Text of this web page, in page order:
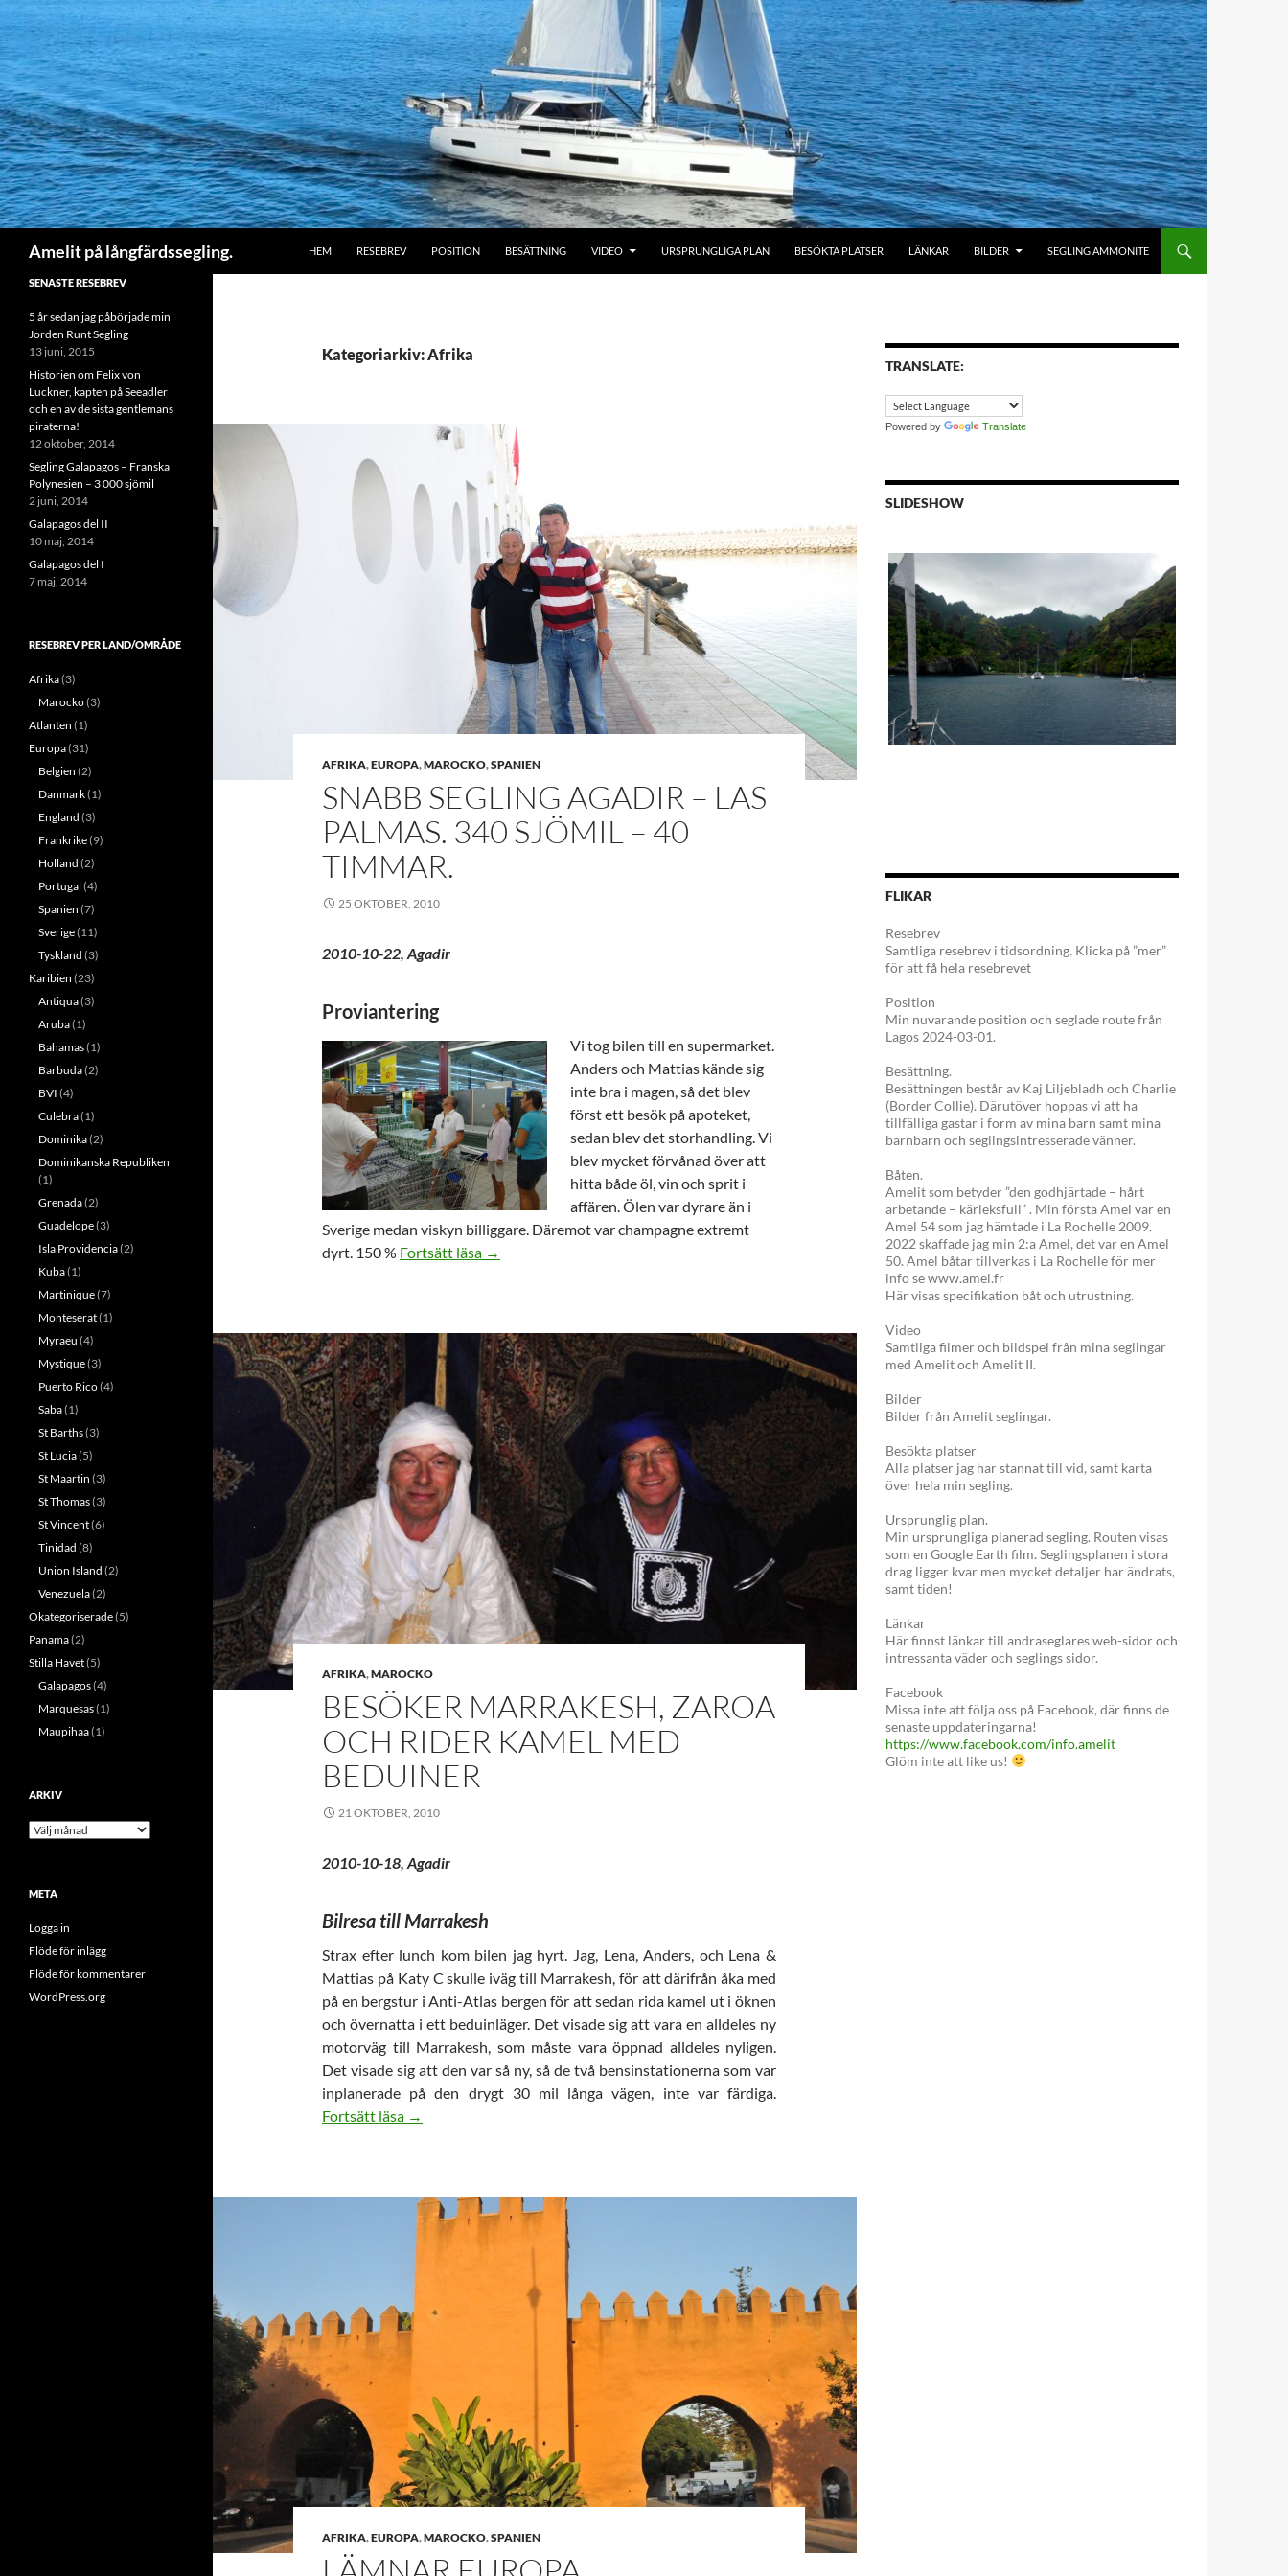
Amelit på långfärdssegling.
HEM
RESEBREV POSITION BESÄTTNING VIDEO URSPRUNGLIGA PLAN BESÖKTA PLATSER LÄNKAR BILDER SEGLING AMMONITE
Kategoriarkiv: Afrika
AFRIKA,EUROPA,MAROCKO,SPANIEN
SNABB SEGLING AGADIR – LAS
PALMAS. 340 SJÖMIL – 40
TIMMAR.
25 OKTOBER, 2010
2010-10-22, Agadir
Proviantering
Vi tog bilen till en supermarket.
Anders och Mattias kände sig
inte bra i magen, så det blev
först ett besök på apoteket,
sedan blev det storhandling. Vi
blev mycket förvånad över att
hitta både öl, vin och sprit i
affären. Ölen var dyrare än i
Sverige medan viskyn billiggare. Däremot var champagne extremt
dyrt. 150 % Fortsätt läsa Snabb segling Agadir – Las Palmas. 340 sjömil – 40 timmar.
→
AFRIKA,MAROCKO
BESÖKER MARRAKESH, ZAROA
OCH RIDER KAMEL MED
BEDUINER
21 OKTOBER, 2010
2010-10-18, Agadir
Bilresa till Marrakesh
Strax efter lunch kom bilen jag hyrt. Jag, Lena, Anders, och Lena &
Mattias på Katy C skulle iväg till Marrakesh, för att därifrån åka med
på en bergstur i Anti-Atlas bergen för att sedan rida kamel ut i öknen
och övernatta i ett beduinläger. Det visade sig att vara en alldeles ny
motorväg till Marrakesh, som måste vara öppnad alldeles nyligen.
Det visade sig att den var så ny, så de två bensinstationerna som var
inplanerade på den drygt 30 mil långa vägen, inte var färdiga.
Fortsätt läsa Besöker Marrakesh, Zaroa och rider kamel med beduiner
→
AFRIKA,EUROPA,MAROCKO,SPANIEN
TRANSLATE:
Powered by Translate
SLIDESHOW
FLIKAR
Resebrev
Samtliga resebrev i tidsordning. Klicka på ”mer”
för att få hela resebrevet
Position
Min nuvarande position och seglade route från
Lagos 2024-03-01.
Besättning.
Besättningen består av Kaj Liljebladh och Charlie
(Border Collie). Därutöver hoppas vi att ha
tillfälliga gastar i form av mina barn samt mina
barnbarn och seglingsintresserade vänner.
Båten.
Amelit som betyder ”den godhjärtade – hårt
arbetande – kärleksfull” . Min första Amel var en
Amel 54 som jag hämtade i La Rochelle 2009.
2022 skaffade jag min 2:a Amel, det var en Amel
50. Amel båtar tillverkas i La Rochelle för mer
info se www.amel.fr
Här visas specifikation båt och utrustning.
Video
Samtliga filmer och bildspel från mina seglingar
med Amelit och Amelit II.
Bilder
Bilder från Amelit seglingar.
Besökta platser
Alla platser jag har stannat till vid, samt karta
över hela min segling.
Ursprunglig plan.
Min ursprungliga planerad segling. Routen visas
som en Google Earth film. Seglingsplanen i stora
drag ligger kvar men mycket detaljer har ändrats,
samt tiden!
Länkar
Här finnst länkar till andraseglares web-sidor och
intressanta väder och seglings sidor.
Facebook
Missa inte att följa oss på Facebook, där finns de
senaste uppdateringarna!
https://www.facebook.com/info.amelit
Glöm inte att like us!
SENASTE RESEBREV
5 år sedan jag påbörjade min
Jorden Runt Segling
13 juni, 2015
Historien om Felix von
Luckner, kapten på Seeadler
och en av de sista gentlemans
piraterna!
12 oktober, 2014
Segling Galapagos – Franska
Polynesien – 3 000 sjömil
2 juni, 2014
Galapagos del II
10 maj, 2014
Galapagos del I
7 maj, 2014
RESEBREV PER LAND/OMRÅDE
Afrika(3)
Marocko(3)
Atlanten (1)
Europa(31)
Belgien (2)
Danmark(1)
England (3)
Frankrike(9)
Holland (2)
Portugal (4)
Spanien (7)
Sverige(11)
Tyskland (3)
Karibien (23)
Antiqua(3)
Aruba(1)
Bahamas(1)
Barbuda(2)
BVI (4)
Culebra(1)
Dominika(2)
Dominikanska Republiken
(1)
Grenada(2)
Guadelope(3)
Isla Providencia(2)
Kuba(1)
Martinique(7)
Monteserat(1)
Myraeu (4)
Mystique(3)
Puerto Rico(4)
Saba(1)
St Barths(3)
St Lucia(5)
St Maartin (3)
St Thomas(3)
St Vincent(6)
Tinidad (8)
Union Island (2)
Venezuela(2)
Okategoriserade(5)
Panama(2)
Stilla Havet(5)
Galapagos(4)
Marquesas(1)
Maupihaa(1)
ARKIV
Arkiv
META
Logga in
Flöde för inlägg
Flöde för kommentarer
WordPress.org